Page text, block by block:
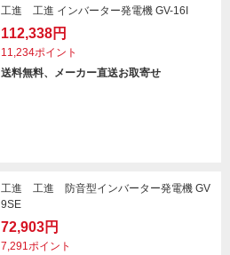
工進 工進 インバーター発電機 GV-16I
112,338円
11,234ポイント
送料無料、メーカー直送お取寄せ
工進 工進 防音型インバーター発電機 GV
9SE
72,903円
7,291ポイント